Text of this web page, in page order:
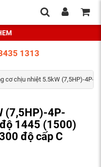
1313
cơ chịu nhiệt 5.5kW (7,5HP)-4P-
(7,5HP)-4P-
1445 (1500)
độ cấp C